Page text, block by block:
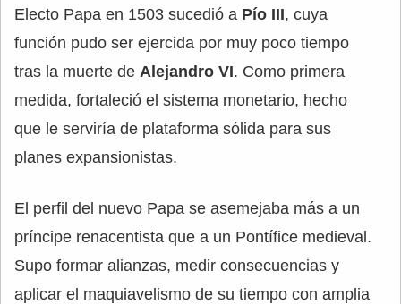
Electo Papa en 1503 sucedió a Pío III, cuya
función pudo ser ejercida por muy poco tiempo
tras la muerte de Alejandro VI. Como primera
medida, fortaleció el sistema monetario, hecho
que le serviría de plataforma sólida para sus
planes expansionistas.
El perfil del nuevo Papa se asemejaba más a un
príncipe renacentista que a un Pontífice medieval.
Supo formar alianzas, medir consecuencias y
aplicar el maquiavelismo de su tiempo con amplia